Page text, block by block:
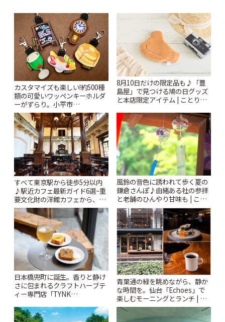
カスタマイズも楽しい!約500種
類の可愛いワッペンキーホルダ
ーがずらり。小平市
「Kimamaya T&K」 | ことりっ
ぷ
8月10日だけの限定品も♪「豊
島屋」で見つける鳩の日グッズ
と本店限定アイテム | ことりっ
すべて東京駅から徒歩5分以内
♪駅近カフェ最新ガイド6選~重
要文化財の洋館カフェから、改
札すぐのレトロ喫茶まで~ | こと
りっぷ
風鈴の音色に誘われて歩く夏の
鎌倉さんぽ♪由緒ある社の参拝
と老舗のひんやり甘味も | こと
りっぷ
日本橋兜町に誕生。香りと静け
さに包まれるクラフトハーブテ
ィー専門店「TYNK
青葉通の緑を眺めながら、静か
な時間を。仙台「Echoes」で
楽しむモーニングとランチ | こ
とりっぷ